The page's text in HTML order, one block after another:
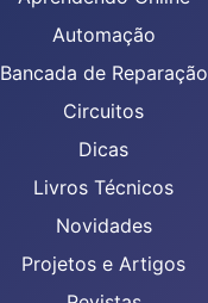
Automação
Bancada de Reparação
Circuitos
Dicas
Livros Técnicos
Novidades
Projetos e Artigos